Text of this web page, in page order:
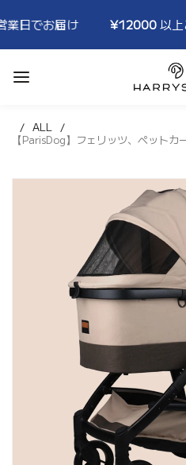
¥12000 以上ご注文で
ALL
【ParisDog】フェリッツ、ペット